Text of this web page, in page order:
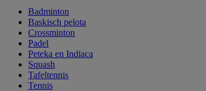
Badminton
Baskisch pelota
Crossminton
Padel
Peteka en Indiaca
Squash
Tafeltennis
Tennis